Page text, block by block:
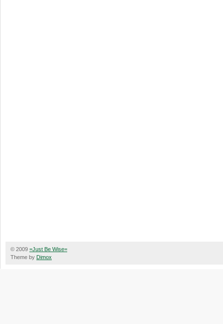
© 2009 =Just Be Wise=
Theme by Dimox